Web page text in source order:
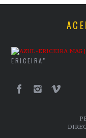
ERICEIRA"